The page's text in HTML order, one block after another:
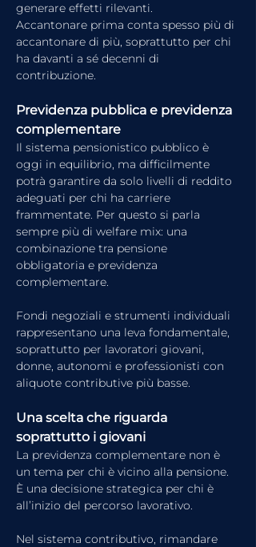
generare effetti rilevanti.
Accantonare prima conta spesso più di
accantonare di più, soprattutto per chi
ha davanti a sé decenni di
contribuzione.
Previdenza pubblica e previdenza
complementare
Il sistema pensionistico pubblico è
oggi in equilibrio, ma difficilmente
potrà garantire da solo livelli di reddito
adeguati per chi ha carriere
frammentate. Per questo si parla
sempre più di welfare mix: una
combinazione tra pensione
obbligatoria e previdenza
complementare.
Fondi negoziali e strumenti individuali
rappresentano una leva fondamentale,
soprattutto per lavoratori giovani,
donne, autonomi e professionisti con
aliquote contributive più basse.
Una scelta che riguarda
soprattutto i giovani
La previdenza complementare non è
un tema per chi è vicino alla pensione.
È una decisione strategica per chi è
all’inizio del percorso lavorativo.
Nel sistema contributivo, rimandare